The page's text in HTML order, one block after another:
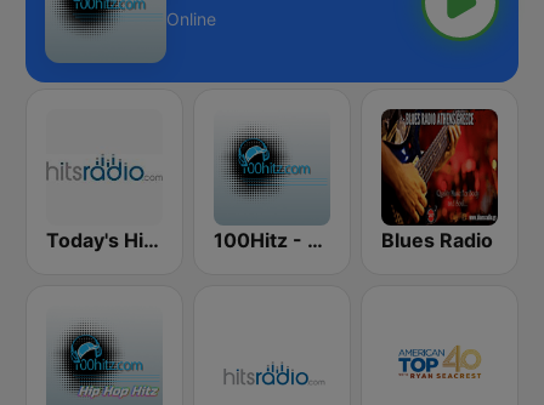
Online
Today's Hits Radio 100Hitz - Hot Hitz Blues Radio